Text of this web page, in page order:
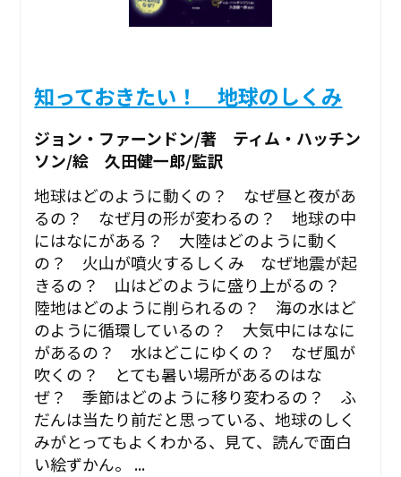
知っておきたい！ 地球のしくみ
ジョン・ファーンドン/著 ティム・ハッチン
ソン/絵 久田健一郎/監訳
地球はどのように動くの？ なぜ昼と夜があ
るの？ なぜ月の形が変わるの？ 地球の中
にはなにがある？ 大陸はどのように動く
の？ 火山が噴火するしくみ なぜ地震が起
きるの？ 山はどのように盛り上がるの？
陸地はどのように削られるの？ 海の水はど
のように循環しているの？ 大気中にはなに
があるの？ 水はどこにゆくの？ なぜ風が
吹くの？ とても暑い場所があるのはな
ぜ？ 季節はどのように移り変わるの？ ふ
だんは当たり前だと思っている、地球のしく
みがとってもよくわかる、見て、読んで面白
い絵ずかん。 ...